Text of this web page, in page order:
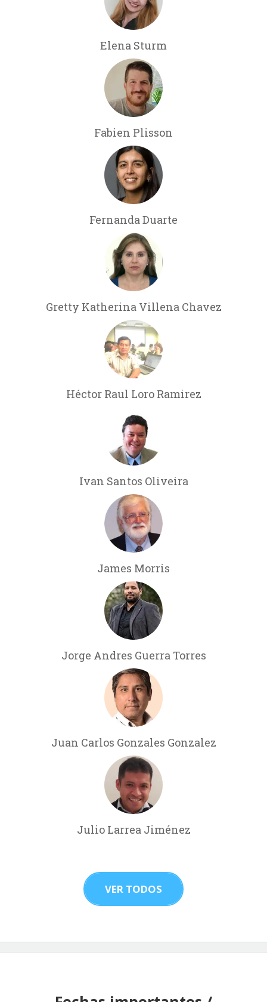
Elena Sturm
Fabien Plisson
Fernanda Duarte
Gretty Katherina Villena Chavez
Héctor Raul Loro Ramirez
Ivan Santos Oliveira
James Morris
Jorge Andres Guerra Torres
Juan Carlos Gonzales Gonzalez
Julio Larrea Jiménez
VER TODOS